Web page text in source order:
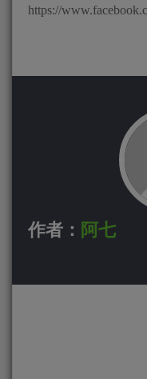
https://
作者： 阿七